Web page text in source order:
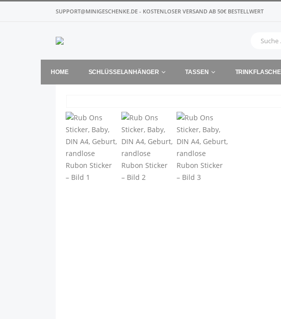
SUPPORT@MINIGESCHENKE.DE - KOSTENLOSER VERSAND AB 50€ BESTELLWERT
HOME SCHLÜSSELANHÄNGER TASSEN